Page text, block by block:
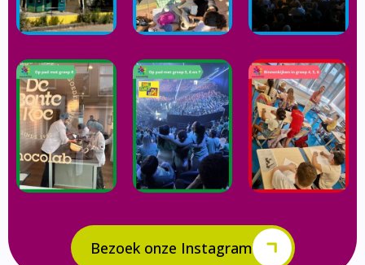
Bezoek onze Instagram